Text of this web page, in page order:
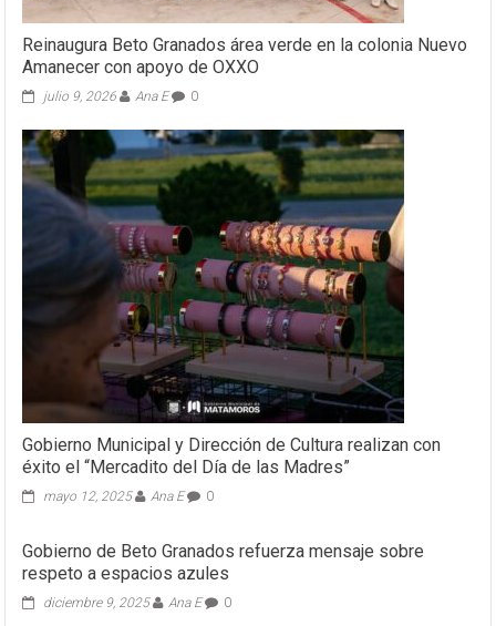
Reinaugura Beto Granados área verde en la colonia Nuevo
Amanecer con apoyo de OXXO
julio 9, 2026 Ana E 0
Gobierno Municipal y Dirección de Cultura realizan con
éxito el “Mercadito del Día de las Madres”
mayo 12, 2025 Ana E 0
Gobierno de Beto Granados refuerza mensaje sobre
respeto a espacios azules
diciembre 9, 2025 Ana E 0